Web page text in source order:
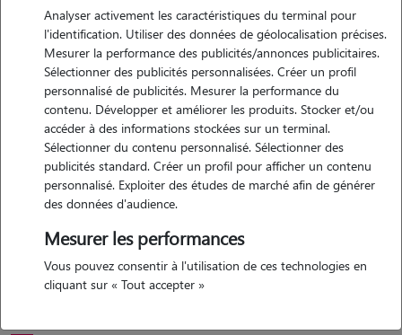
Motivation
bonjour, je m'appelle jade et j'ai actuellement un lapin et un chat. j'ai
deja eu plusieurs gardes de chats et de rongeurs ainsi que de chiens
:) garder des animaux me permet de passer du temps avec eux, de
jouer, de les promener et de leur donner beaucoup d'affection. je suis
un vrai plaisir pour moi de prendre soin de votre compagnon
Analyser activement les caractéristiques du terminal pour
l'identification. Utiliser des données de géolocalisation précises.
Mesurer la performance des publicités/annonces publicitaires.
Sélectionner des publicités personnalisées. Créer un profil
personnalisé de publicités. Mesurer la performance du
contenu. Développer et améliorer les produits. Stocker et/ou
accéder à des informations stockées sur un terminal.
Sélectionner du contenu personnalisé. Sélectionner des
publicités standard. Créer un profil pour afficher un contenu
personnalisé. Exploiter des études de marché afin de générer
des données d'audience.
Mesurer les performances
Vous pouvez consentir à l'utilisation de ces technologies en
cliquant sur « Tout accepter »